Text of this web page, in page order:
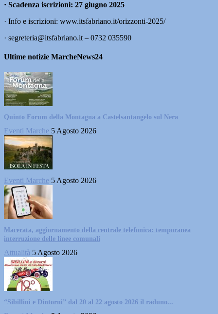
· Scadenza iscrizioni: 27 giugno 2025
· Info e iscrizioni: www.itsfabriano.it/orizzonti-2025/
· segreteria@itsfabriano.it – 0732 035590
Ultime notizie MarcheNews24
Quinto Forum della Montagna a Castelsantangelo sul Nera
Eventi Marche 5 Agosto 2026
Eventi Marche 5 Agosto 2026
Macerata, aggiornamento della centrale telefonica: temporanea
interruzione delle linee comunali
Attualità 5 Agosto 2026
“Sibillini e Dintorni” dal 20 al 22 agosto 2026 il raduno...